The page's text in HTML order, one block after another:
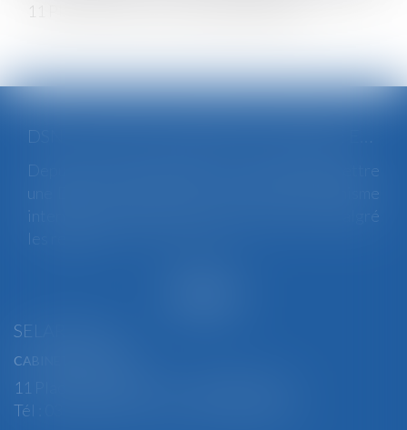
11 Place Edmond Henry, 88000 ÉPINAL
Depuis le mois de juillet, l’Urssaf peut émettre
une DSN de substitution. Ce nouveau mécanisme
intervient lorsqu’une anomalies persiste malgré
les relances...
SELARL BGBJ
CABINET PRINCIPAL
11 Place Edmond Henry - 88000 ÉPINAL
Tél : 03 29 82 29 04 - Fax : 03 29 64 06 84